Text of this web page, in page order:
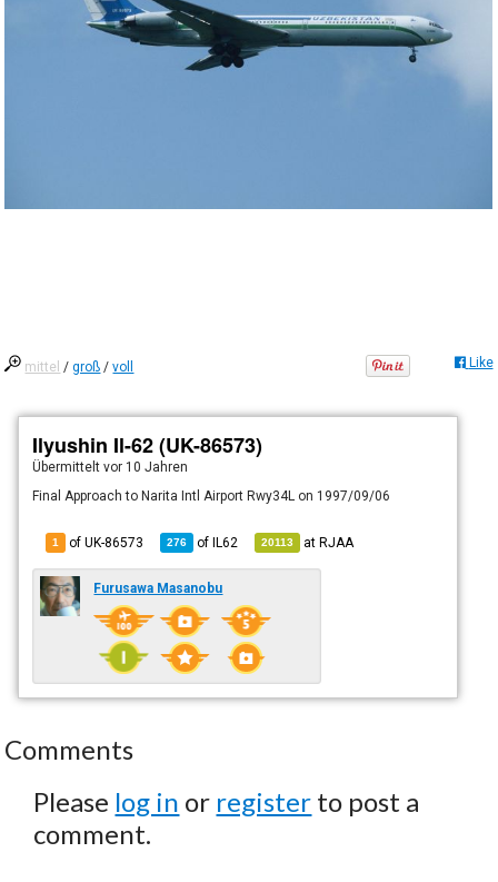
mittel /groß /voll Like
Ilyushin Il-62 (UK-86573)
Übermitteltvor 10 Jahren
Final Approach to Narita Intl Airport Rwy34L on 1997/09/06
1 of UK-86573 276 ofIL62 20113 atRJAA
Furusawa Masanobu
Comments
Please log in or register to post a
comment.